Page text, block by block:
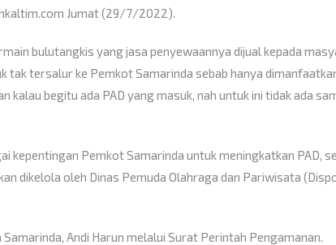
Jumat (29/7/2022).
bulutangkis yang jasa penyewaannya dijual kepada
tak tersalur ke Pemkot Samarinda sebab hanya
begitu ada PAD yang masuk, nah untuk ini tidak ada
kepentingan Pemkot Samarinda untuk meningkatkan PAD,
dikelola oleh Dinas Pemuda Olahraga dan Pariwisata
Andi Harun melalui Surat Perintah Pengamanan.